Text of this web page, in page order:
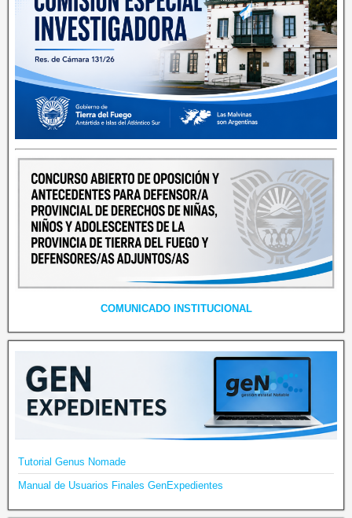
COMUNICADO INSTITUCIONAL
Tutorial Genus Nomade
Manual de Usuarios Finales GenExpedientes